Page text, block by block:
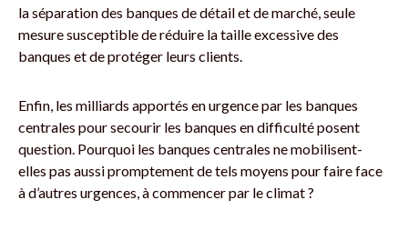
la séparation des banques de détail et de marché, seule
mesure susceptible de réduire la taille excessive des
banques et de protéger leurs clients.
Enfin, les milliards apportés en urgence par les banques
centrales pour secourir les banques en difficulté posent
question. Pourquoi les banques centrales ne mobilisent-
elles pas aussi promptement de tels moyens pour faire face
à d’autres urgences, à commencer par le climat ?